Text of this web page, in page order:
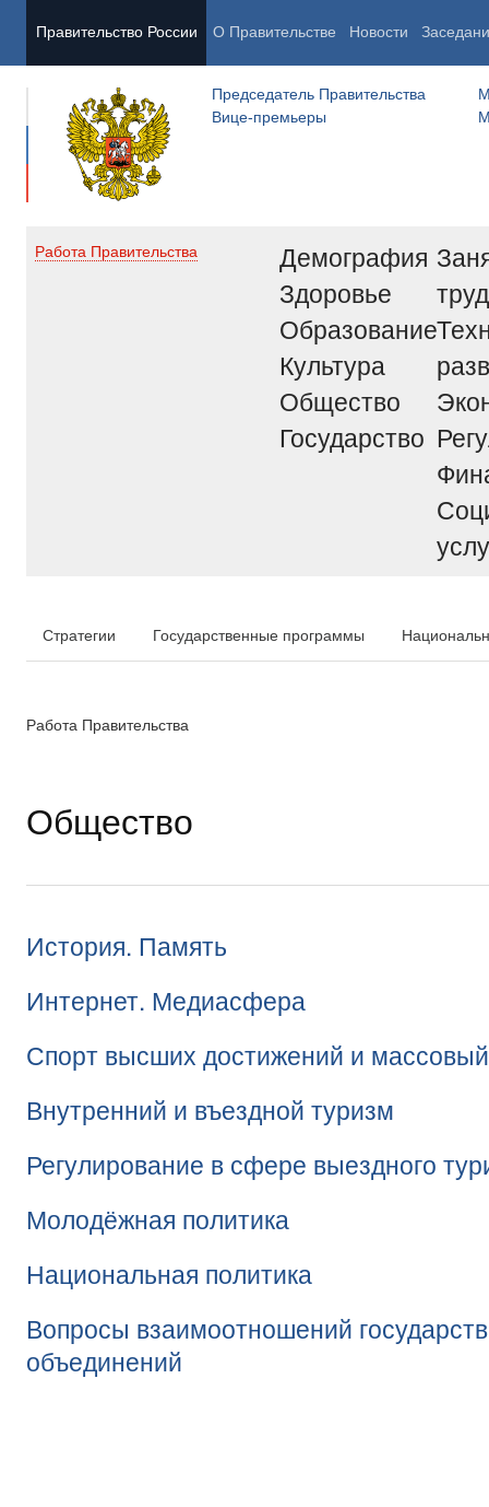
Правительство России О Правительстве Новости
Председатель Правительства
Вице-премьеры
Работа Правительства
Демография
Здоровье
Образование
Культура
Общество
Государство
труд
Стратегии Государственные программы
Работа Правительства
Общество
История. Память
Интернет. Медиасфера
Спорт высших достижений и
Внутренний и въездной туризм
Регулирование в сфере выездного
Молодёжная политика
Национальная политика
Вопросы взаимоотношений
объединений